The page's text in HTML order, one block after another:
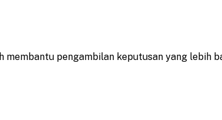
pengambilan keputusan yang lebih